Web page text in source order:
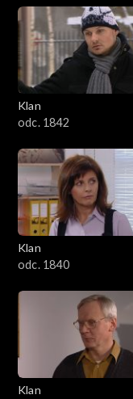
Klan
odc. 1842
Klan
odc. 1840
Klan